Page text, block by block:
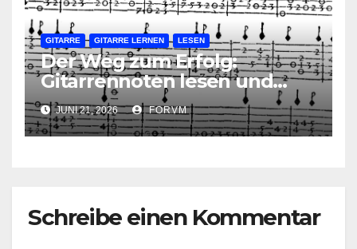
GITARRE GITARRE LERNEN LESEN
Der Weg zum Erfolg:
Gitarrennoten lesen und
verstehen lernen
JUNI 21, 2026 FORVM
Schreibe einen Kommentar